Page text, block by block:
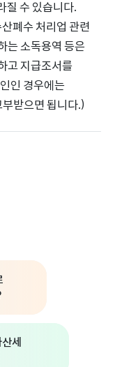
질 수 있습니다.
폐수 처리업 관련
는 소독용역 등은
고 지급조서를
인 경우에는
받으면 됩니다.)
세